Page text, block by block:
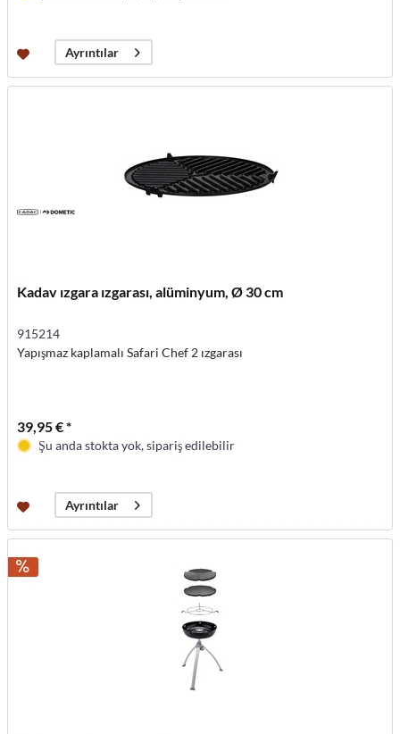
Ayrıntılar
Kadav ızgara ızgarası, alüminyum, Ø 30 cm
915214
Yapışmaz kaplamalı Safari Chef 2 ızgarası
39,95 € *
Şu anda stokta yok, sipariş edilebilir
Ayrıntılar